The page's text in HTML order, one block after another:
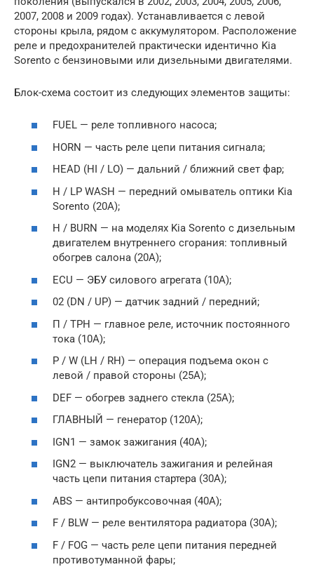
2007, 2008 и 2009 годах). Устанавливается с левой
стороны крыла, рядом с аккумулятором. Расположение
реле и предохранителей практически идентично Kia
Sorento с бензиновыми или дизельными двигателями.
Блок-схема состоит из следующих элементов защиты:
FUEL — реле топливного насоса;
HORN — часть реле цепи питания сигнала;
HEAD (HI / LO) — дальний / ближний свет фар;
H / LP WASH — передний омыватель оптики Kia
Sorento (20А);
H / BURN — на моделях Kia Sorento с дизельным
двигателем внутреннего сгорания: топливный
обогрев салона (20А);
ECU — ЭБУ силового агрегата (10А);
02 (DN / UP) — датчик задний / передний;
П / ТРН — главное реле, источник постоянного
тока (10А);
P / W (LH / RH) — операция подъема окон с
левой / правой стороны (25А);
DEF — обогрев заднего стекла (25А);
ГЛАВНЫЙ — генератор (120А);
IGN1 — замок зажигания (40А);
IGN2 — выключатель зажигания и релейная
часть цепи питания стартера (30А);
ABS — антипробуксовочная (40А);
F / BLW — реле вентилятора радиатора (30А);
F / FOG — часть реле цепи питания передней
противотуманной фары;